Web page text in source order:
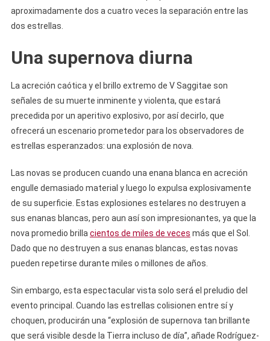
aproximadamente dos a cuatro veces la separación entre las
dos estrellas.
Una supernova diurna
La acreción caótica y el brillo extremo de V Saggitae son
señales de su muerte inminente y violenta, que estará
precedida por un aperitivo explosivo, por así decirlo, que
ofrecerá un escenario prometedor para los observadores de
estrellas esperanzados: una explosión de nova.
Las novas se producen cuando una enana blanca en acreción
engulle demasiado material y luego lo expulsa explosivamente
de su superficie. Estas explosiones estelares no destruyen a
sus enanas blancas, pero aun así son impresionantes, ya que la
nova promedio brilla cientos de miles de veces más que el Sol.
Dado que no destruyen a sus enanas blancas, estas novas
pueden repetirse durante miles o millones de años.
Sin embargo, esta espectacular vista solo será el preludio del
evento principal. Cuando las estrellas colisionen entre sí y
choquen, producirán una “explosión de supernova tan brillante
que será visible desde la Tierra incluso de día”, añade Rodríguez-